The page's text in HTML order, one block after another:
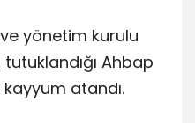
yönetim kurulu
tutuklandığı Ahbap
atandı.